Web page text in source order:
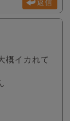
返信
概イカれて